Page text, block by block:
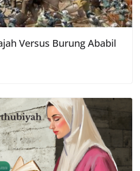
Versus Burung Ababil